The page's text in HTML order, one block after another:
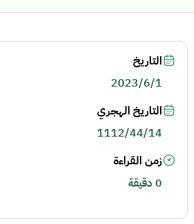
التاريخ
2023/6/1
التاريخ الهجري
1112/44/14
زمن القراءة
0 دقيقة